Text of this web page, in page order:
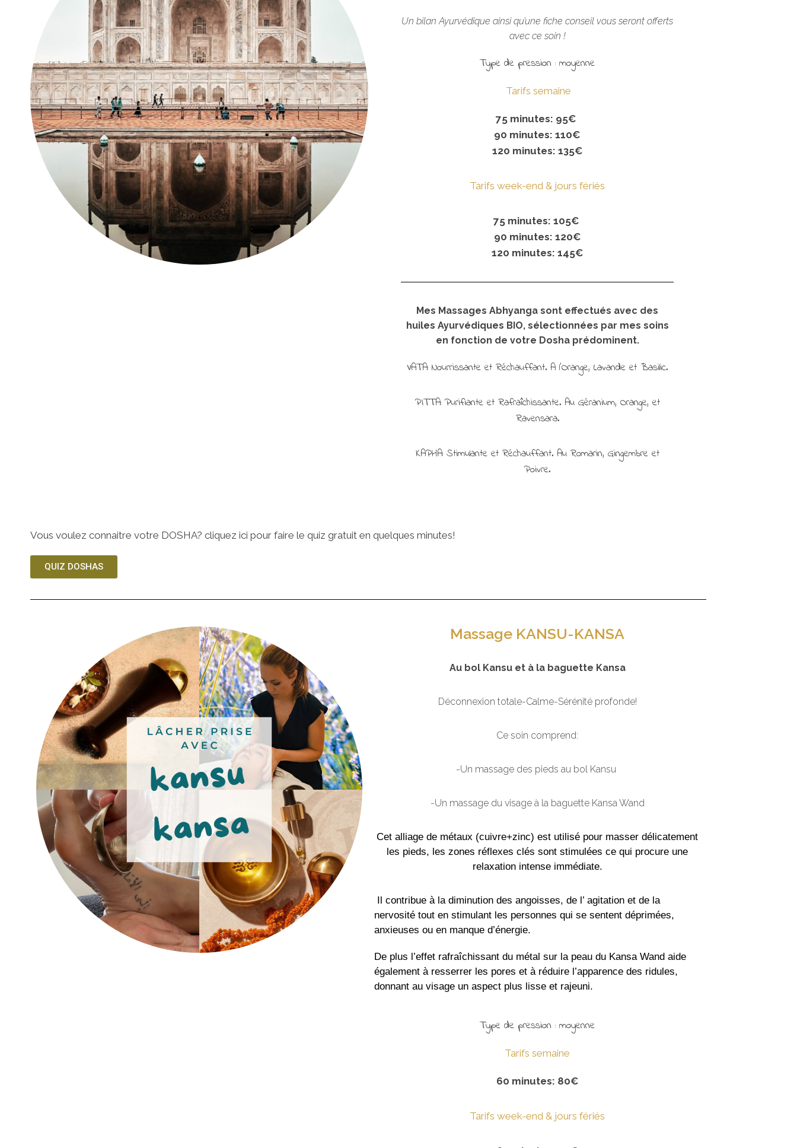
Un bilan Ayurvédique ainsi qu’une fiche conseil vous seront offerts
avec ce soin !
Type de pression : moyenne
Tarifs semaine
75 minutes: 95€
90 minutes: 110€
120 minutes: 135€
Tarifs week-end & jours fériés
75 minutes: 105€
90 minutes: 120€
120 minutes: 145€
Mes Massages Abhyanga sont effectués avec des
huiles Ayurvédiques BIO, sélectionnées par mes soins
en fonction de votre Dosha prédominent.
VATA: Nourrissante et Réchauffant. A l’Orange, Lavande et Basilic.
PITTA: Purifiante et Rafraîchissante. Au Géranium, Orange, et
Ravensara.
KAPHA: Stimulante et Réchauffant. Au Romarin, Gingembre et
Poivre.
Vous voulez connaitre votre DOSHA? cliquez ici pour faire le quiz gratuit en quelques minutes!
QUIZ DOSHAS
Massage KANSU-KANSA
Au bol Kansu et à la baguette Kansa
Déconnexion totale-Calme-Sérénité profonde!
Ce soin comprend:
-Un massage des pieds au bol Kansu
-Un massage du visage à la baguette Kansa Wand
Cet alliage de métaux (cuivre+zinc) est utilisé pour masser délicatement
les pieds, les zones réflexes clés sont stimulées ce qui procure une
relaxation intense immédiate.
Il contribue à la diminution des angoisses, de l’ agitation et de la
nervosité tout en stimulant les personnes qui se sentent déprimées,
anxieuses ou en manque d’énergie.
De plus l’effet rafraîchissant du métal sur la peau du Kansa Wand aide
également à resserrer les pores et à réduire l’apparence des ridules,
donnant au visage un aspect plus lisse et rajeuni.
Type de pression : moyenne
Tarifs semaine
60 minutes: 80€
Tarifs week-end & jours fériés